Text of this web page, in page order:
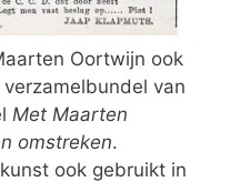
Oortwijn ook
van
Met Maarten
omstreken.
ook gebruikt in